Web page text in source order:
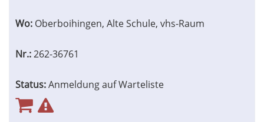
Wo: Oberboihingen, Alte Schule, vhs-Raum
Nr.:262-36761
Status:Anmeldung auf Warteliste